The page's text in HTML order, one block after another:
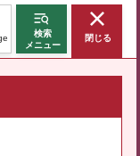
検索
メニュー
閉じる